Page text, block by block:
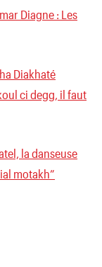
Diagne : Les
Diakhaté
ci degg, il faut
la danseuse
motakh”